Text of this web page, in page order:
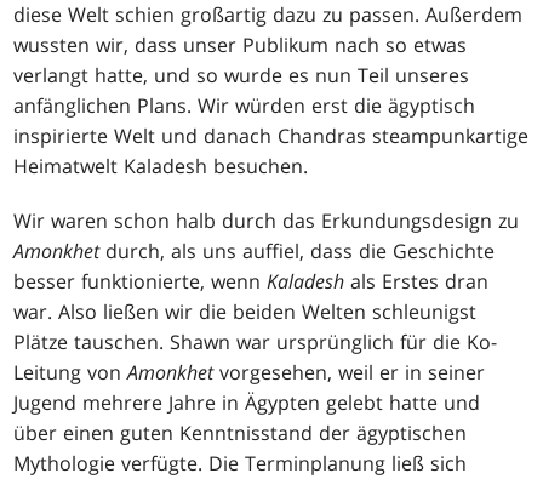
diese Welt schien großartig dazu zu passen. Außerdem
wussten wir, dass unser Publikum nach so etwas
verlangt hatte, und so wurde es nun Teil unseres
anfänglichen Plans. Wir würden erst die ägyptisch
inspirierte Welt und danach Chandras steampunkartige
Heimatwelt Kaladesh besuchen.
Wir waren schon halb durch das Erkundungsdesign zu
Amonkhetdurch, als uns auffiel, dass die Geschichte
besser funktionierte, wennKaladesh als Erstes dran
war. Also ließen wir die beiden Welten schleunigst
Plätze tauschen. Shawn war ursprünglich für die Ko-
Leitung vonAmonkhetvorgesehen, weil er in seiner
Jugend mehrere Jahre in Ägypten gelebt hatte und
über einen guten Kenntnisstand der ägyptischen
Mythologie verfügte. Die Terminplanung ließ sich